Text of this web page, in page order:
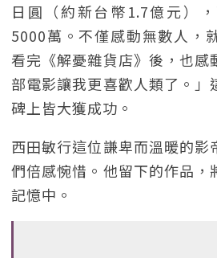
日圓（約新台幣1.7億元）
5000萬。不僅感動無數人，
看完《解憂雜貨店》後，也感
部電影讓我更喜歡人類了。」
碑上皆大獲成功。
西田敏行這位謙卑而溫暖的影
們倍感惋惜。他留下的作品，
記憶中。